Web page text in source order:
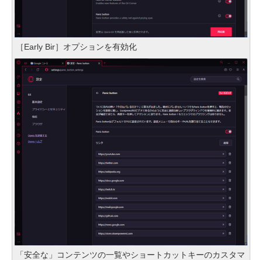
［Early Bir］オプションを有効化
「安全な」コンテンツの一覧やショートカットキーのカスタマ